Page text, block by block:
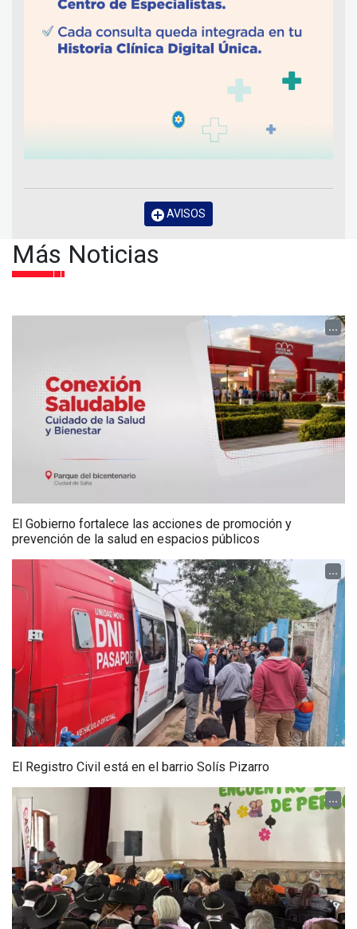
AVISOS
Más Noticias
...
El Gobierno fortalece las acciones de promoción y
prevención de la salud en espacios públicos
...
El Registro Civil está en el barrio Solís Pizarro
...